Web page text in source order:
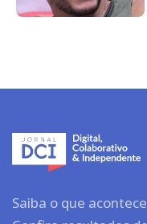
Saiba o que